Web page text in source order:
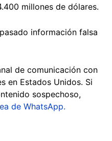
millones de dólares.
información falsa
de comunicación con
en Estados Unidos. Si
sospechoso,
de WhatsApp.